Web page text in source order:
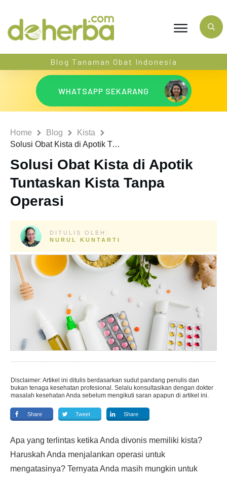
Blog Tanaman Obat Indonesia
WHATSAPP SEKARANG
Home Blog
Kista
Solusi Obat Kista di Apotik Tuntaskan Kista Tanpa Operasi
Solusi Obat Kista di Apotik
Tuntaskan Kista Tanpa
Operasi
DITULIS OLEH:
NURUL KUNTARTI
Disclaimer: Artikel ini ditulis berdasarkan sudut pandang penulis dan
bukan tenaga kesehatan profesional. Selalu konsultasikan dengan dokter
masalah kesehatan Anda sebelum mengikuti saran apapun di artikel ini.
Share Tweet Share
Apa yang terlintas ketika Anda divonis memiliki kista?
Haruskah Anda menjalankan operasi untuk
mengatasinya? Ternyata Anda masih mungkin untuk